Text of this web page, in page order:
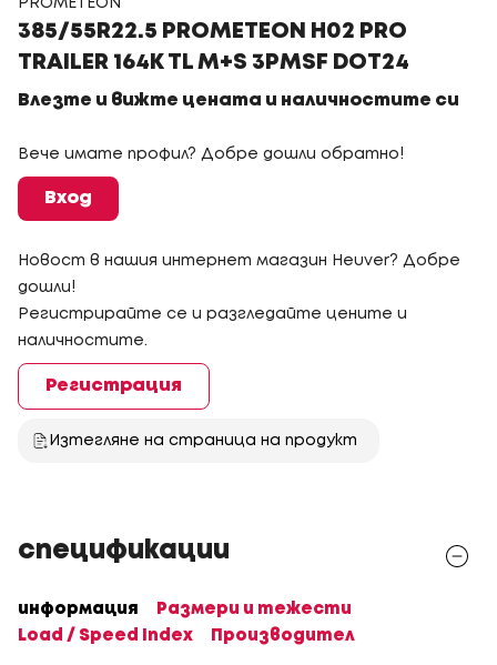
PROMETEON
385/55R22.5 PROMETEON H02 PRO
TRAILER 164K TL M+S 3PMSF DOT24
Влезте и вижте цената и наличностите си
Вече имате профил? Добре дошли обратно!
Вход
Новост в нашия интернет магазин Heuver? Добре
дошли!
Регистрирайте се и разгледайте цените и
наличностите.
Регистрация
Изтегляне на страница на продукт
спецификации
информация
Размери и тежести
Load / Speed Index
Производител